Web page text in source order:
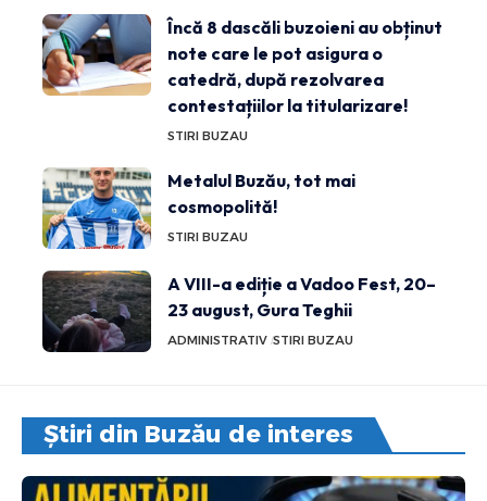
Încă 8 dascăli buzoieni au obținut
note care le pot asigura o
catedră, după rezolvarea
contestațiilor la titularizare!
STIRI BUZAU
Metalul Buzău, tot mai
cosmopolită!
STIRI BUZAU
A VIII-a ediție a Vadoo Fest, 20–
23 august, Gura Teghii
ADMINISTRATIV STIRI BUZAU
Știri din Buzău de interes